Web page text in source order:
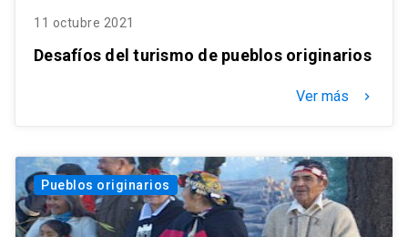
11 octubre 2021
Desafíos del turismo de pueblos originarios
Ver más keyboard_arrow_right
Pueblos originarios